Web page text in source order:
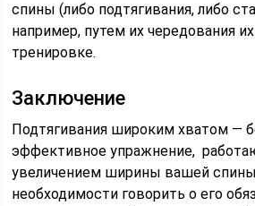
спины (либо подтягивания, либо
например, путем их чередования
тренировке.
Заключение
Подтягивания широким хватом —
эффективное упражнение,
увеличением ширины вашей
необходимости говорить о его